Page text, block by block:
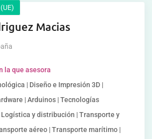
Macias
la que asesora
| Diseño e Impresión 3D |
| Arduinos | Tecnologías
Logística y distribución | Transporte y
aéreo | Transporte marítimo |